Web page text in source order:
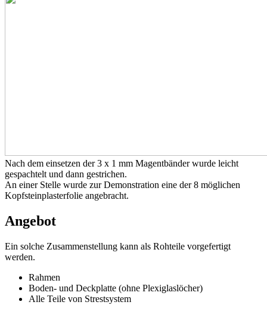
Nach dem einsetzen der 3 x 1 mm Magentbänder wurde leicht
gespachtelt und dann gestrichen.
An einer Stelle wurde zur Demonstration eine der 8 möglichen
Kopfsteinplasterfolie angebracht.
Angebot
Ein solche Zusammenstellung kann als Rohteile vorgefertigt
werden.
Rahmen
Boden- und Deckplatte (ohne Plexiglaslöcher)
Alle Teile von Strestsystem